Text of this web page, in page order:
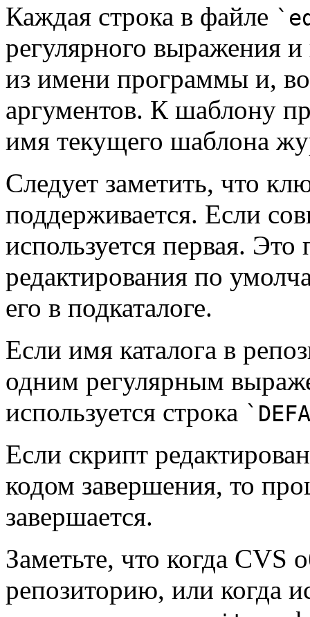
Каждая строка в файле
регулярного выражения
из имени программы и,
аргументов. К шаблону
имя текущего шаблона
Следует заметить, что
поддерживается. Если
используется первая. Это
редактирования по
его в подкаталоге.
Если имя каталога в
одним регулярным
используется строка
Если скрипт
кодом завершения, то
завершается.
Заметьте, что когда CVS
репозиторию, или когда